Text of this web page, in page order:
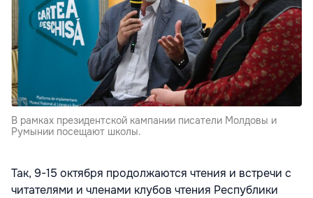
В рамках президентской кампании писатели Молдовы и
Румынии посещают школы.
Так, 9-15 октября продолжаются чтения и встречи с
читателями и членами клубов чтения Республики